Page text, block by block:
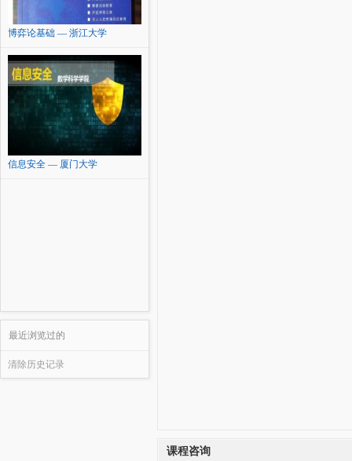
博弈论基础 — 浙江大学
信息安全 — 厦门大学
最近浏览过的
清除历史记录
课程咨询